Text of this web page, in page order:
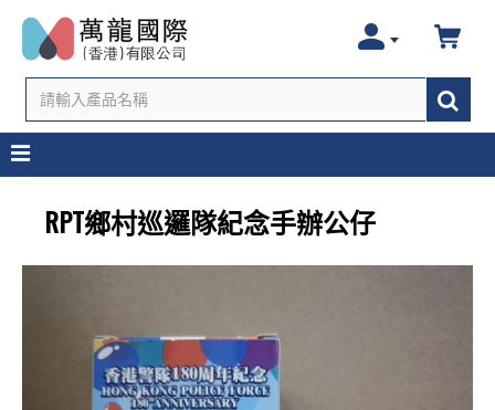
RPT鄉村巡邏隊紀念手辦公仔